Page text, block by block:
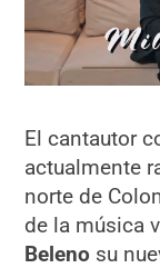
El cantautor
actualmente
norte de
de la música
Beleno su